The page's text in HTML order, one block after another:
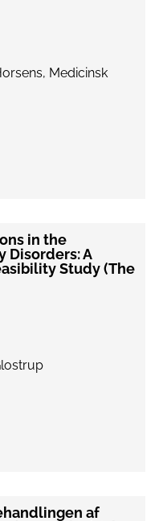
Medicinsk
in the
Disorders: A
Study (The
af